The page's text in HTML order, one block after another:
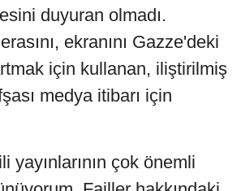
duyuran olmadı.
ekranını Gazze'deki
için kullanan, iliştirilmiş
medya itibarı için
yayınlarının çok önemli